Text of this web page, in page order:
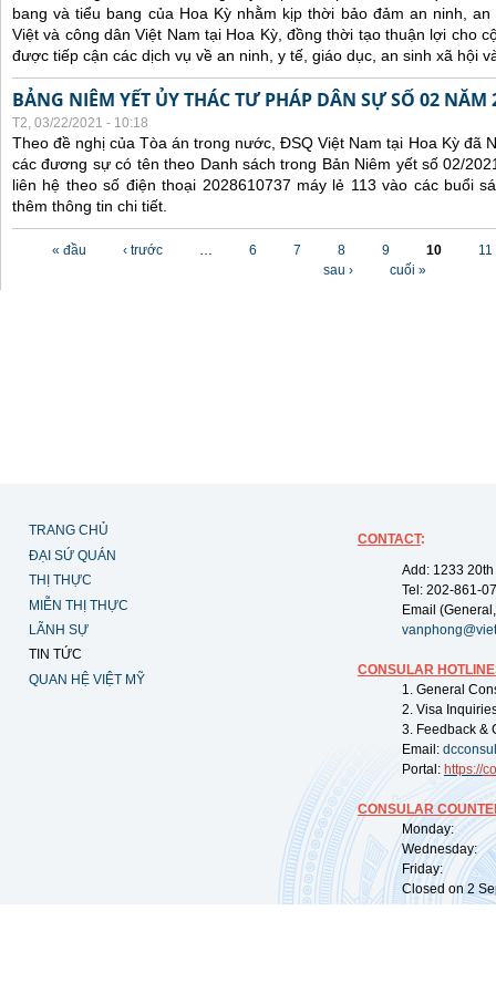
bang và tiểu bang của Hoa Kỳ nhằm kịp thời bảo đảm an ninh,
Việtvà công dân Việt Nam tại Hoa Kỳ, đồng thời tạo thuận lợi cho
được tiếp cận các dịch vụ về an ninh, y tế, giáo dục, an sinh xã hội
BẢNG NIÊM YẾT ỦY THÁC TƯ PHÁP DÂN SỰ SỐ 02 NĂM
T2, 03/22/2021 - 10:18
Theo đề nghị của Tòa án trong nước, ĐSQ Việt Nam tại Hoa Kỳ đã
các đương sự có tên theo Danh sách trong Bản Niêm yết số 02/
liên hệ theo số điện thoại 2028610737 máy lẻ 113 vào các buổi
thêm thông tin chi tiết.
Các trang
« đầu ‹ trước … 6 7 8 9 10
11
sau ›
cuối »
TRANG CHỦ
ĐẠI SỨ QUÁN
THỊ THỰC
MIỄN THỊ THỰC
LÃNH SỰ
TIN TỨC
QUAN HỆ VIỆT MỸ
CONTACT:
Add: 1233
Tel: 202-861-
Email
CONSULAR
1. General
2. Visa
3. Feedback &
Email:
Portal: https://
CONSULAR
Monday:
Wednesday:
Friday:
Closed on 2